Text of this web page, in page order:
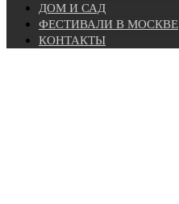
ДОМ И САД
ФЕСТИВАЛИ В МОСКВЕ
КОНТАКТЫ